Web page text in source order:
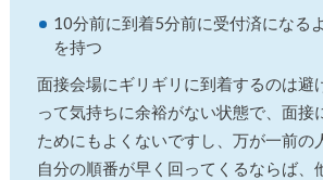
10分前に到着5分前に受付済になる
を持つ
面接会場にギリギリに到着するのは避
って気持ちに余裕がない状態で、面接
ためにもよくないですし、万が一前の
自分の順番が早く回ってくるならば、